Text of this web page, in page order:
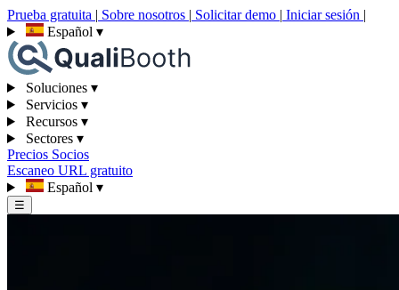
Prueba gratuita | Sobre nosotros | Solicitar demo | Iniciar sesión |
Español ▾
Soluciones ▾
Servicios ▾
Recursos ▾
Sectores ▾
Precios Socios
Escaneo URL gratuito
Español ▾
☰